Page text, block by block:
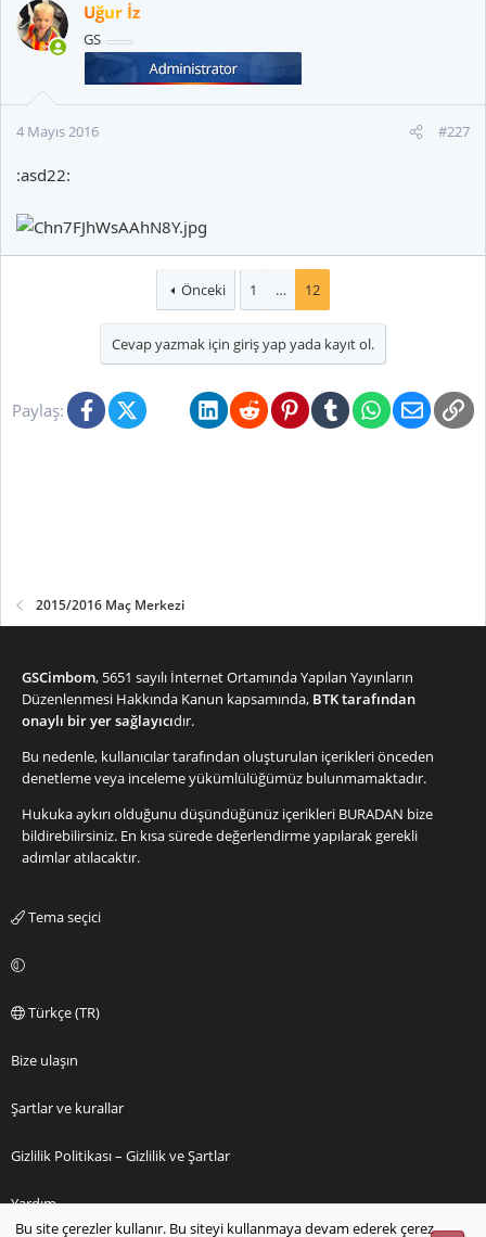
Uğur İz
GS
4 Mayıs 2016 #227
:asd22:
Önceki 1 … 12
Cevap yazmak için giriş yap yada kayıt ol.
Paylaş: FacebookX (Twitter)BlueskyLinkedInRedditPinterestTumblrWhatsApp
E-posta
2015/2016 Maç Merkezi
GSCimbom, 5651 sayılı İnternet Ortamında Yapılan Yayınların
Düzenlenmesi Hakkında Kanun kapsamında, BTK tarafından
onaylı bir yer sağlayıcıdır.
Bu nedenle, kullanıcılar tarafından oluşturulan içerikleri önceden
denetleme veya inceleme yükümlülüğümüz bulunmamaktadır.
Hukuka aykırı olduğunu düşündüğünüz içerikleri BURADAN bize
bildirebilirsiniz. En kısa sürede değerlendirme yapılarak gerekli
adımlar atılacaktır.
Tema seçici
Türkçe (TR)
Bize ulaşın
Şartlar ve kurallar
Gizlilik Politikası – Gizlilik ve Şartlar
Yardım
Bu site çerezler kullanır. Bu siteyi kullanmaya devam ederek çerez